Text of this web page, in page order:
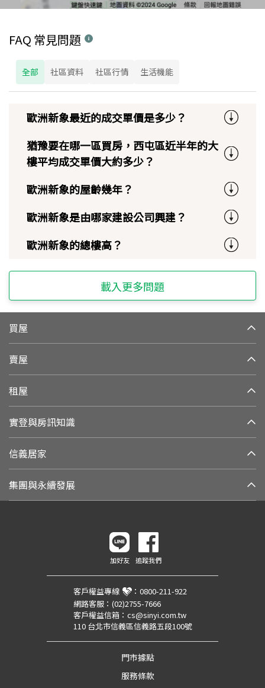
FAQ 常見問題
全部 社區資料 社區行情 生活機能
歐洲新象最近的成交單價是多少？
猶豫要在哪一區買房，西屯區近半年的大
樓平均成交單價大約多少？
歐洲新象的屋齡幾年？
歐洲新象是由哪家建設公司興建？
歐洲新象的總樓高？
載入更多問題
買屋
賣屋
租屋
實登與房訊知識
信義居家
集團與永續發展
加好友 追蹤我們
客戶權益專線 ： 0800-211-922
網路客服： (02)2755-7666
客戶權益信箱： cs@sinyi.com.tw
110 台北市信義區信義路五段100號
門市據點
服務條款